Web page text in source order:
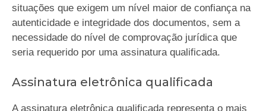
situações que exigem um nível maior de confiança na
autenticidade e integridade dos documentos, sem a
necessidade do nível de comprovação jurídica que
seria requerido por uma assinatura qualificada.
Assinatura eletrônica qualificada
A assinatura eletrônica qualificada representa o mais